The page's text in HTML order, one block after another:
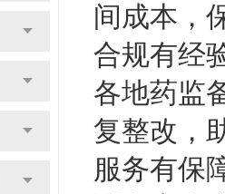
间成本，
合规有经
各地药监
复整改，
服务有保